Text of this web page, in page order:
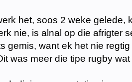
het, soos 2 weke gelede,
nie, is alnal op die afrigter
gemis, want ek het nie
was meer die tipe rugby